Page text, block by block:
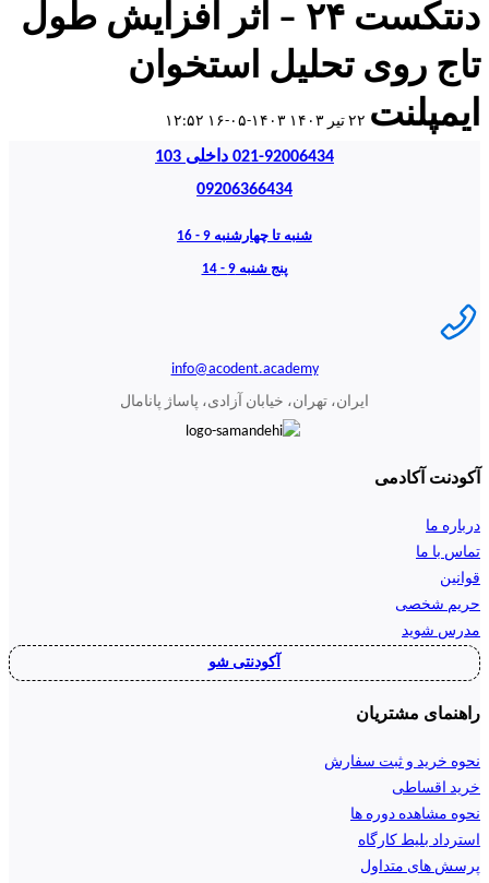
دنتکست ۲۴ – اثر افزایش طول
تاج روی تحلیل استخوان
ایمپلنت ۲۲ تیر ۱۴۰۳ ۱۴۰۳-۰۵-۱۶ ۱۲:۵۲
021-92006434 داخلی 103
09206366434
شنبه تا چهارشنبه 9 - 16
پنج شنبه 9 - 14
info@acodent.academy
ایران، تهران، خیابان آزادی، پاساژ پانامال
آکودنت آکادمی
درباره ما
تماس با ما
قوانین
حریم شخصی
مدرس شوید
آکودنتی شو
راهنمای مشتریان
نحوه خرید و ثبت سفارش
خرید اقساطی
نحوه مشاهده دوره ها
استرداد بلیط کارگاه
پرسش های متداول